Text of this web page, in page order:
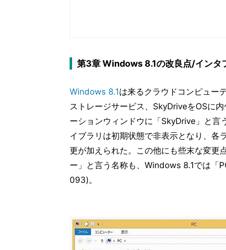
10 第3章 Windows 8.1の改良点/インタフ
12 第4章 Windows 8.1の改良点/アプリと
13 第4章 Windows 8.1の改良点/アプリと
14 第4章 Windows 8.1の改良点/アプリ
15 第4章 Windows 8.1の改良点/アプリと
16 第5章 Windows 8.1の改良点/システ
17 第5章 Windows 8.1の改良点/システ
第3章 Windows 8.1の改良点/インタ
Windows 8.1は来るクラウドコンピュー
ストレージサービス、SkyDriveをOSに
ーションウィンドウに「SkyDrive」と言
イブラリは初期状態で非表示となり、各
更が加えられた。この他にも些末な変更
ー」と言う名称も、Windows 8.1では「
093)。